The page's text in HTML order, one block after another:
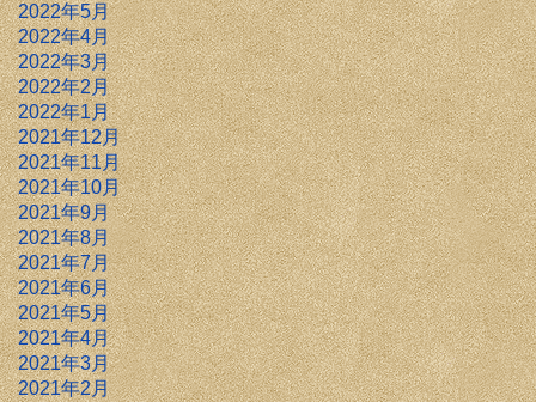
2022年5月
2022年4月
2022年3月
2022年2月
2022年1月
2021年12月
2021年11月
2021年10月
2021年9月
2021年8月
2021年7月
2021年6月
2021年5月
2021年4月
2021年3月
2021年2月